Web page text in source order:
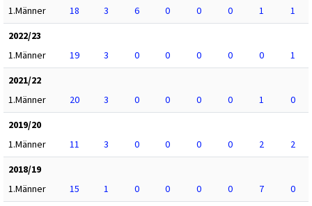
1.Männer
18 3 6 0 0 0 1
1
2022/23
1.Männer
19 3 0 0 0 0 0
1
2021/22
1.Männer
20 3 0 0 0 0 1
0
2019/20
1.Männer
11 3 0 0 0 0 2
2
2018/19
1.Männer
15 1 0 0 0 0 7
0